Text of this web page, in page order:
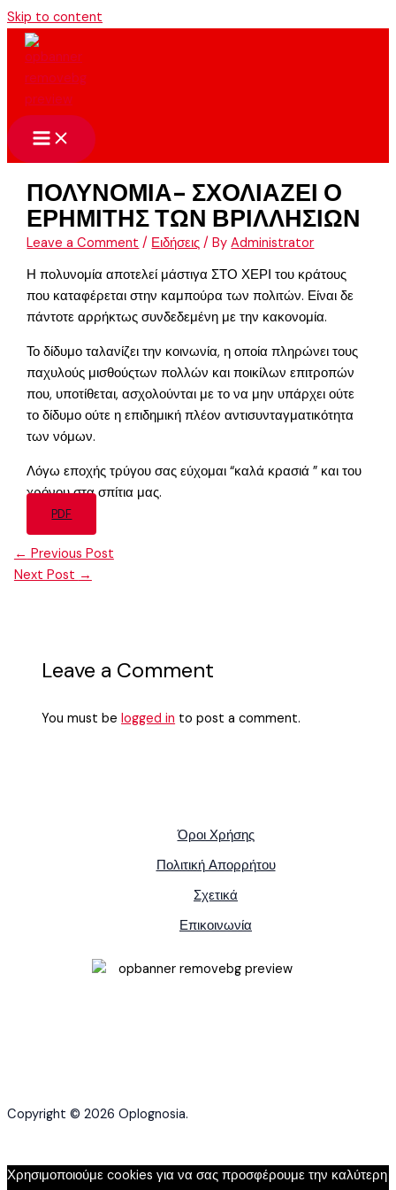
Skip to content
ΠΟΛΥΝΟΜΙΑ- ΣΧΟΛΙΑΖΕΙ Ο
ΕΡΗΜΙΤΗΣ ΤΩΝ ΒΡΙΛΛΗΣΙΩΝ
Leave a Comment / Ειδήσεις / ByAdministrator
Η πολυνομία αποτελεί μάστιγα ΣΤΟ ΧΕΡΙ του κράτους
που καταφέρεται στην καμπούρα των πολιτών. Είναι δε
πάντοτε αρρήκτως συνδεδεμένη με την κακονομία.
Το δίδυμο ταλανίζει την κοινωνία, η οποία πληρώνει τους
παχυλούς μισθούςτων πολλών και ποικίλων επιτροπών
που, υποτίθεται, ασχολούνται με το να μην υπάρχει ούτε
το δίδυμο ούτε η επιδημική πλέον αντισυνταγματικότητα
των νόμων.
Λόγω εποχής τρύγου σας εύχομαι “καλά κρασιά ” και του
χρόνου στα σπίτια μας.
PDF
← Previous Post
Next Post →
Leave a Comment
You must belogged in to post a comment.
Όροι Χρήσης
Πολιτική Απορρήτου
Σχετικά
Επικοινωνία
Copyright © 2026 Oplognosia.
Χρησιμοποιούμε cookies για να σας προσφέρουμε την καλύτερη